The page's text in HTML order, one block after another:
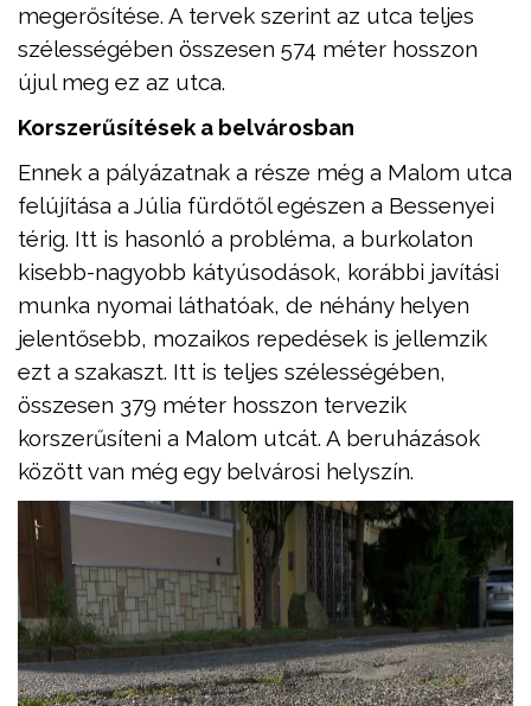
megerősítése. A tervek szerint az utca teljes
szélességében összesen 574 méter hosszon
újul meg ez az utca.
Korszerűsítések a belvárosban
Ennek a pályázatnak a része még a Malom utca
felújítása a Júlia fürdőtől egészen a Bessenyei
térig. Itt is hasonló a probléma, a burkolaton
kisebb-nagyobb kátyúsodások, korábbi javítási
munka nyomai láthatóak, de néhány helyen
jelentősebb, mozaikos repedések is jellemzik
ezt a szakaszt. Itt is teljes szélességében,
összesen 379 méter hosszon tervezik
korszerűsíteni a Malom utcát. A beruházások
között van még egy belvárosi helyszín.